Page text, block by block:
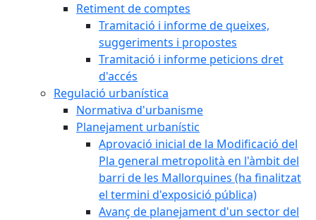
Retiment de comptes
Tramitació i informe de queixes,
suggeriments i propostes
Tramitació i informe peticions dret
d'accés
Regulació urbanística
Normativa d'urbanisme
Planejament urbanístic
Aprovació inicial de la Modificació del
Pla general metropolità en l'àmbit del
barri de les Mallorquines (ha finalitzat
el termini d'exposició pública)
Avanç de planejament d'un sector del